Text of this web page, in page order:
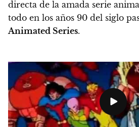
directa de la amada serie
todo en los años 90 del siglo
Animated Series.